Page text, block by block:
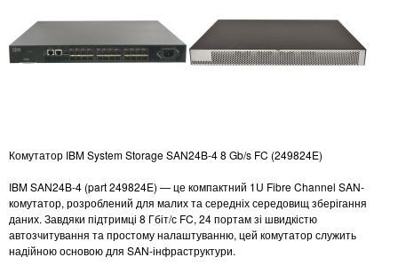
Комутатор IBM System Storage SAN24B-4 8 Gb/s FC (249824E)
IBM SAN24B-4 (part 249824E) — це компактний 1U Fibre Channel SAN-
комутатор, розроблений для малих та середніх середовищ зберігання
даних. Завдяки підтримці 8 Гбіт/с FC, 24 портам зі швидкістю
автозчитування та простому налаштуванню, цей комутатор служить
надійною основою для SAN-інфраструктури.